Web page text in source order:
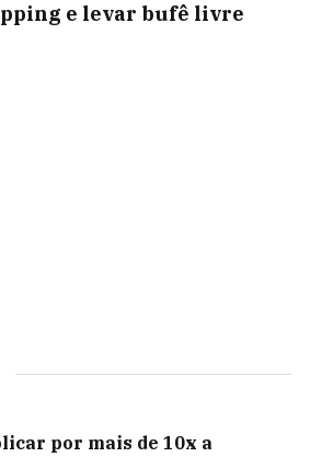
e levar bufê livre
por mais de 10x a